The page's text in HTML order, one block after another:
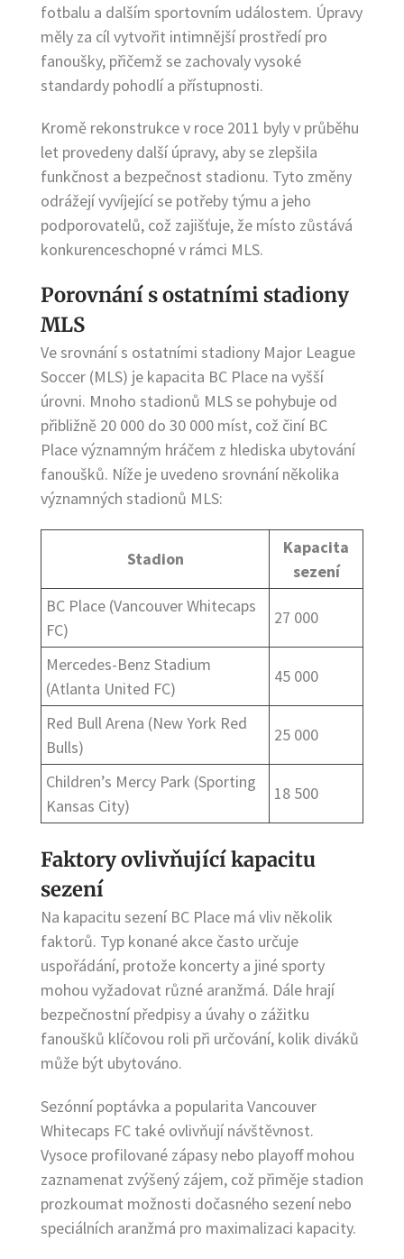
fotbalu a dalším sportovním událostem. Úpravy
měly za cíl vytvořit intimnější prostředí pro
fanoušky, přičemž se zachovaly vysoké
standardy pohodlí a přístupnosti.
Kromě rekonstrukce v roce 2011 byly v průběhu
let provedeny další úpravy, aby se zlepšila
funkčnost a bezpečnost stadionu. Tyto změny
odrážejí vyvíjející se potřeby týmu a jeho
podporovatelů, což zajišťuje, že místo zůstává
konkurenceschopné v rámci MLS.
Porovnání s ostatními stadiony
MLS
Ve srovnání s ostatními stadiony Major League
Soccer (MLS) je kapacita BC Place na vyšší
úrovni. Mnoho stadionů MLS se pohybuje od
přibližně 20 000 do 30 000 míst, což činí BC
Place významným hráčem z hlediska ubytování
fanoušků. Níže je uvedeno srovnání několika
významných stadionů MLS:
Stadion
Kapacita
sezení
BC Place (Vancouver Whitecaps
FC)
27 000
Mercedes-Benz Stadium
(Atlanta United FC)
45 000
Red Bull Arena (New York Red
Bulls)
25 000
Children’s Mercy Park (Sporting
Kansas City)
18 500
Faktory ovlivňující kapacitu
sezení
Na kapacitu sezení BC Place má vliv několik
faktorů. Typ konané akce často určuje
uspořádání, protože koncerty a jiné sporty
mohou vyžadovat různé aranžmá. Dále hrají
bezpečnostní předpisy a úvahy o zážitku
fanoušků klíčovou roli při určování, kolik diváků
může být ubytováno.
Sezónní poptávka a popularita Vancouver
Whitecaps FC také ovlivňují návštěvnost.
Vysoce profilované zápasy nebo playoff mohou
zaznamenat zvýšený zájem, což přiměje stadion
prozkoumat možnosti dočasného sezení nebo
speciálních aranžmá pro maximalizaci kapacity.